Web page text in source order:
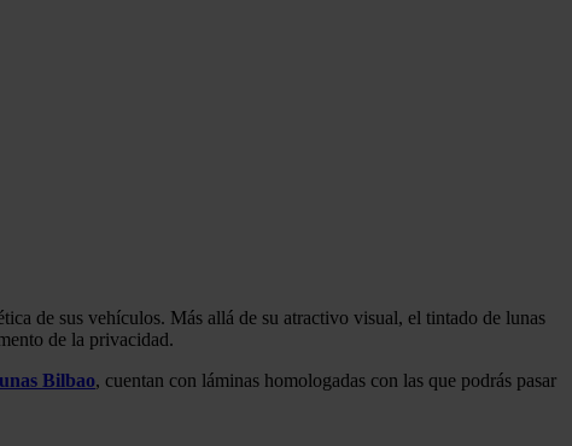
de sus vehículos. Más allá de su atractivo visual, el tintado de lunas
de la privacidad.
Bilbao, cuentan con láminas homologadas con las que podrás pasar